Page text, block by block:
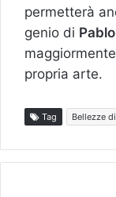
permetterà
genio di
propria arte.
Tag Bellezze